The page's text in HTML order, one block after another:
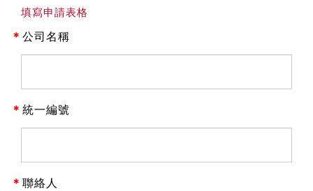
填寫申請表格
＊ 公司名稱
＊ 統一編號
＊ 聯絡人